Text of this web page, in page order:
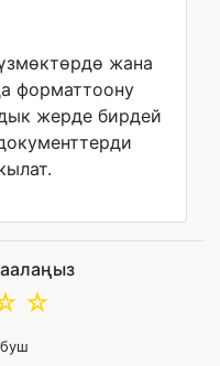
жана
форматтоону
жерде бирдей
☆